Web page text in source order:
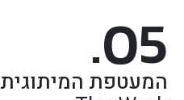
.05
המעטפת המיתוגית